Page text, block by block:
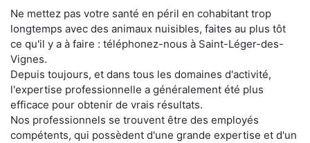
Ne mettez pas votre santé en péril en cohabitant trop
longtemps avec des animaux nuisibles, faites au plus tôt
ce qu'il y a à faire : téléphonez-nous à Saint-Léger-des-
Vignes.
Depuis toujours, et dans tous les domaines d'activité,
l'expertise professionnelle a généralement été plus
efficace pour obtenir de vrais résultats.
Nos professionnels se trouvent être des employés
compétents, qui possèdent d'une grande expertise et d'un